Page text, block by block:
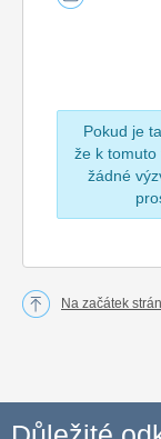
Pokud je
že k tomuto
žádné
Na začátek